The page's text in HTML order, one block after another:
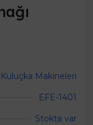
Kuluçka Makineleri
EFE-1401
Stokta var